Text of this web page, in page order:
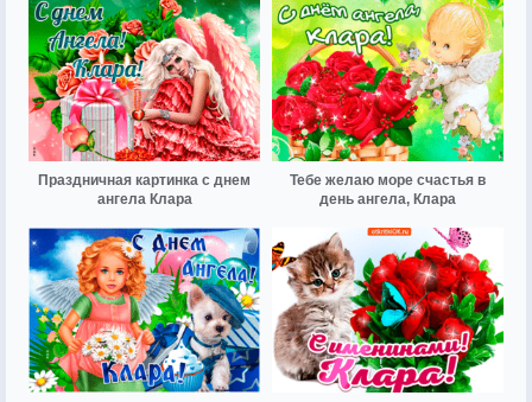
Праздничная картинка с днем
ангела Клара
Тебе желаю море счастья в
день ангела, Клара